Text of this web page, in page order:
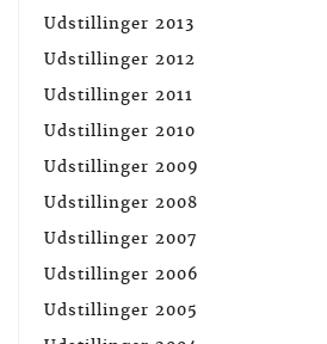
Udstillinger 2013
Udstillinger 2012
Udstillinger 2011
Udstillinger 2010
Udstillinger 2009
Udstillinger 2008
Udstillinger 2007
Udstillinger 2006
Udstillinger 2005